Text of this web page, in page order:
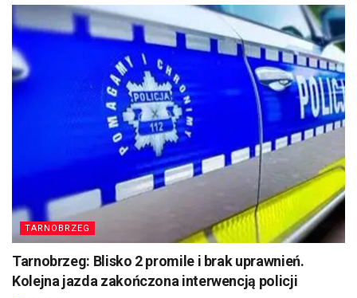
TARNOBRZEG
Tarnobrzeg: Blisko 2 promile i brak uprawnień.
Kolejna jazda zakończona interwencją policji